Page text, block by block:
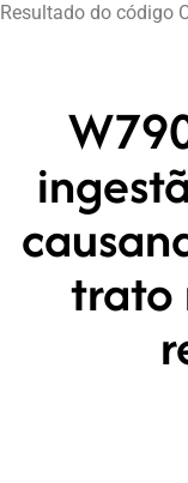
Resultado do código
trato